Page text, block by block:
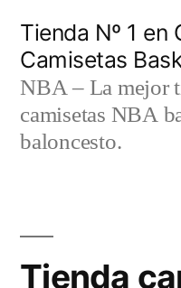
contenido
Tienda Nº 1 en
Camisetas
NBA – La mejor
camisetas NBA
baloncesto.
Tienda